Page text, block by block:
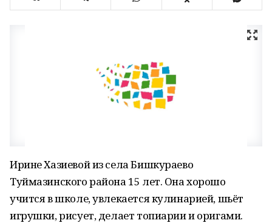
Ирине Хазиевой из села Бишкураево
Туймазинского района 15 лет. Она хорошо
учится в школе, увлекается кулинарией, шьёт
игрушки, рисует, делает топиарии и оригами.